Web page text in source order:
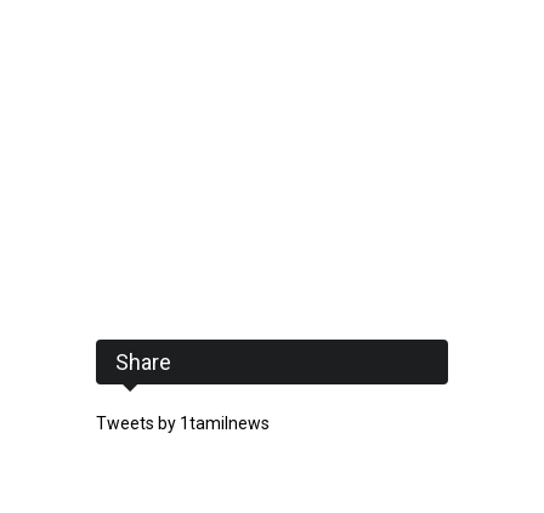
Share
Tweets by 1tamilnews